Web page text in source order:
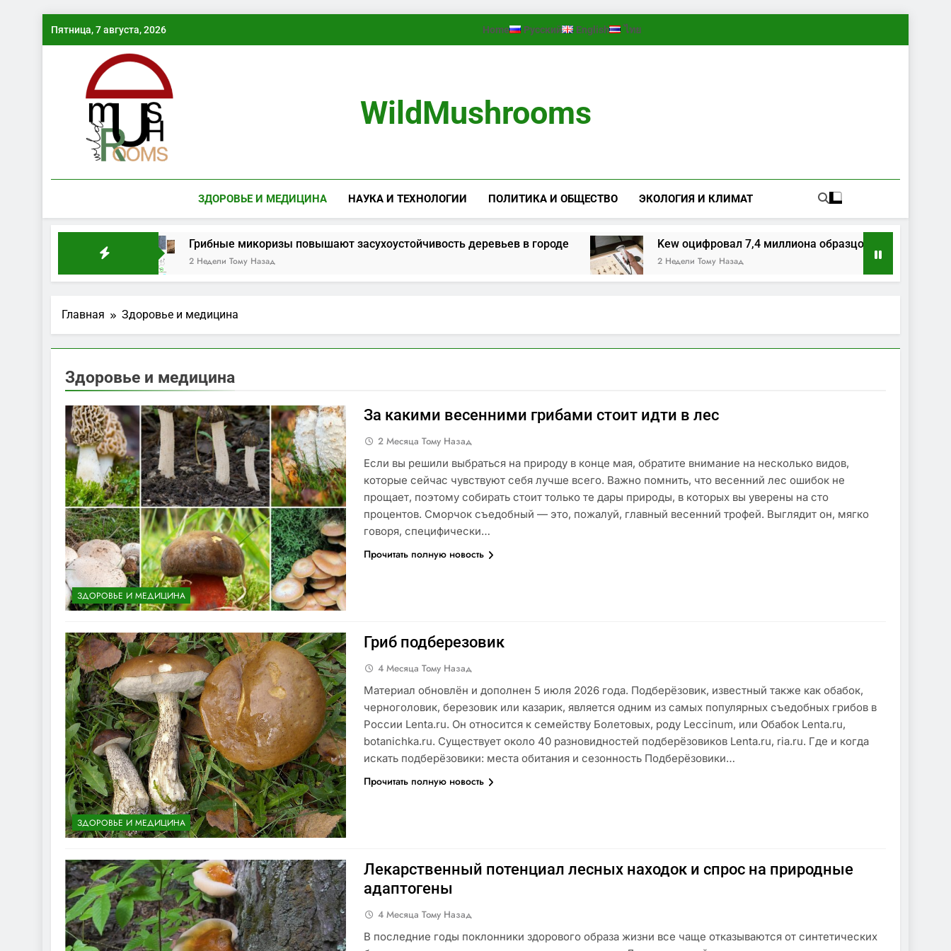
содержимому
Пятница, 7 августа, 2026 Home Русский English ไทย
WildMushrooms
ЗДОРОВЬЕ И МЕДИЦИНА НАУКА И ТЕХНОЛОГИИ ПОЛИТИКА И ОБЩЕСТВО ЭКОЛОГИЯ И КЛИМАТ
Грибные микоризы повышают засухоустойчивость деревьев в городе
2 Недели Тому Назад
Kew оцифровал 7,4 миллиона образцов растений и грибов
2 Недели Тому Назад
Главная Здоровье и медицина
Здоровье и медицина
ЗДОРОВЬЕ И МЕДИЦИНА
За какими весенними грибами стоит идти в лес
2 Месяца Тому Назад
Если вы решили выбраться на природу в конце мая, обратите внимание на несколько видов,
которые сейчас чувствуют себя лучше всего. Важно помнить, что весенний лес ошибок не
прощает, поэтому собирать стоит только те дары природы, в которых вы уверены на сто
процентов. Сморчок съедобный — это, пожалуй, главный весенний трофей. Выглядит он, мягко
говоря, специфически…
Прочитать полную новость
ЗДОРОВЬЕ И МЕДИЦИНА
Гриб подберезовик
4 Месяца Тому Назад
Материал обновлён и дополнен 5 июля 2026 года. Подберёзовик, известный также как обабок,
черноголовик, березовик или казарик, является одним из самых популярных съедобных грибов в
России Lenta.ru. Он относится к семейству Болетовых, роду Leccinum, или Обабок Lenta.ru,
botanichka.ru. Существует около 40 разновидностей подберёзовиков Lenta.ru, ria.ru. Где и когда
искать подберёзовики: места обитания и сезонность Подберёзовики…
Прочитать полную новость
Лекарственный потенциал лесных находок и спрос на природные
адаптогены
4 Месяца Тому Назад
В последние годы поклонники здорового образа жизни все чаще отказываются от синтетических